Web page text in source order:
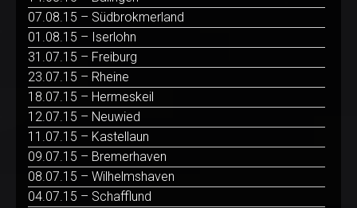
07.08.15 – Südbrokmerland
01.08.15 – Iserlohn
31.07.15 – Freiburg
23.07.15 – Rheine
18.07.15 – Hermeskeil
12.07.15 – Neuwied
11.07.15 – Kastellaun
09.07.15 – Bremerhaven
08.07.15 – Wilhelmshaven
04.07.15 – Schafflund